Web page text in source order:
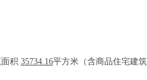
积 35734.16平方米（含商品住宅建